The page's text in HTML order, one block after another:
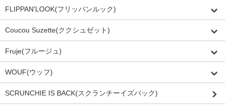
FLIPPAN'LOOK(フリッパンルック)
Coucou Suzette(ククシュゼット)
Fruje(フルージュ)
WOUF(ウッフ)
SCRUNCHIE IS BACK(スクランチーイズバック)